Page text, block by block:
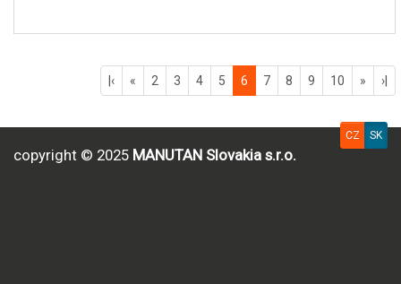
|‹ « 2 3 4 5 6 7 8 9 10 » ›|
copyright © 2025 MANUTAN Slovakia s.r.o.
CZ SK